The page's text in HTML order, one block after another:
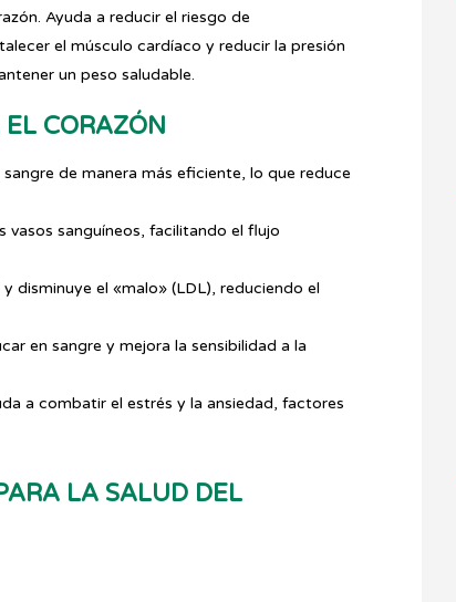
Ayuda a reducir el riesgo de
el músculo cardíaco y reducir la presión
un peso saludable.
CORAZÓN
de manera más eficiente, lo que reduce
vasos sanguíneos, facilitando el flujo
disminuye el «malo» (LDL), reduciendo el
en sangre y mejora la sensibilidad a la
a combatir el estrés y la ansiedad, factores
LA SALUD DEL